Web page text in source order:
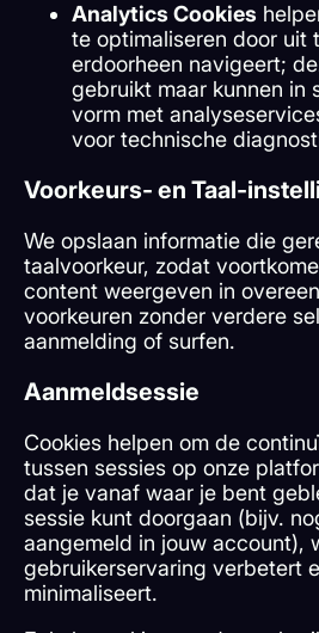
Analytics Cookies
te optimaliseren door uit
erdoorheen navigeert;
gebruikt maar kunnen in
vorm met
voor technische
Voorkeurs- en Taal-
We opslaan informatie die
taalvoorkeur, zodat
content weergeven in
voorkeuren zonder verdere
aanmelding of surfen.
Aanmeldsessie
Cookies helpen om de
tussen sessies op onze
dat je vanaf waar je bent
sessie kunt doorgaan (bijv.
aangemeld in jouw account),
gebruikerservaring verbetert
minimaliseert.